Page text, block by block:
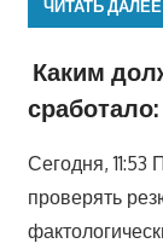
ЧИТАТЬ ДАЛЕЕ
Каким
Сегодня,
проверять